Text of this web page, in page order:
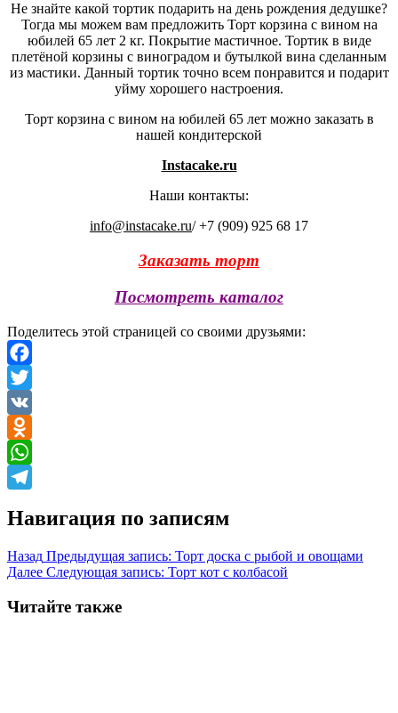
Не знайте какой тортик подарить на день рождения дедушке?
Тогда мы можем вам предложить Торт корзина с вином на
юбилей 65 лет 2 кг. Покрытие мастичное. Тортик в виде
плетёной корзины с виноградом и бутылкой вина сделанным
из мастики. Данный тортик точно всем понравится и подарит
уйму хорошего настроения.
Торт корзина с вином на юбилей 65 лет можно заказать в
нашей кондитерской
Instacake.ru
Наши контакты:
info@instacake.ru/ +7 (909) 925 68 17
Заказать торт
Посмотреть каталог
Поделитесь этой страницей со своими друзьями:
Facebook
Twitter
VK
Odnoklassniki
WhatsApp
Навигация по записям
Назад Предыдущая запись: Торт доска с рыбой и овощами
Далее Следующая запись: Торт кот с колбасой
Читайте также